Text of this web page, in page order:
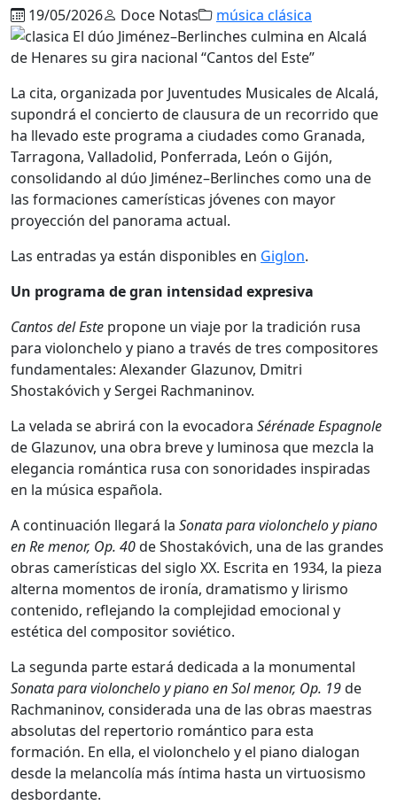
19/05/2026 Doce Notas música clásica
La cita, organizada por Juventudes Musicales de Alcalá,
supondrá el concierto de clausura de un recorrido que
ha llevado este programa a ciudades como Granada,
Tarragona, Valladolid, Ponferrada, León o Gijón,
consolidando al dúo Jiménez–Berlinches como una de
las formaciones camerísticas jóvenes con mayor
proyección del panorama actual.
Las entradas ya están disponibles en Giglon.
Un programa de gran intensidad expresiva
Cantos del Este propone un viaje por la tradición rusa
para violonchelo y piano a través de tres compositores
fundamentales: Alexander Glazunov, Dmitri
Shostakóvich y Sergei Rachmaninov.
La velada se abrirá con la evocadora Sérénade Espagnole
de Glazunov, una obra breve y luminosa que mezcla la
elegancia romántica rusa con sonoridades inspiradas
en la música española.
A continuación llegará la Sonata para violonchelo y piano
en Re menor, Op. 40de Shostakóvich, una de las grandes
obras camerísticas del siglo XX. Escrita en 1934, la pieza
alterna momentos de ironía, dramatismo y lirismo
contenido, reflejando la complejidad emocional y
estética del compositor soviético.
La segunda parte estará dedicada a la monumental
Sonata para violonchelo y piano en Sol menor, Op. 19de
Rachmaninov, considerada una de las obras maestras
absolutas del repertorio romántico para esta
formación. En ella, el violonchelo y el piano dialogan
desde la melancolía más íntima hasta un virtuosismo
desbordante.